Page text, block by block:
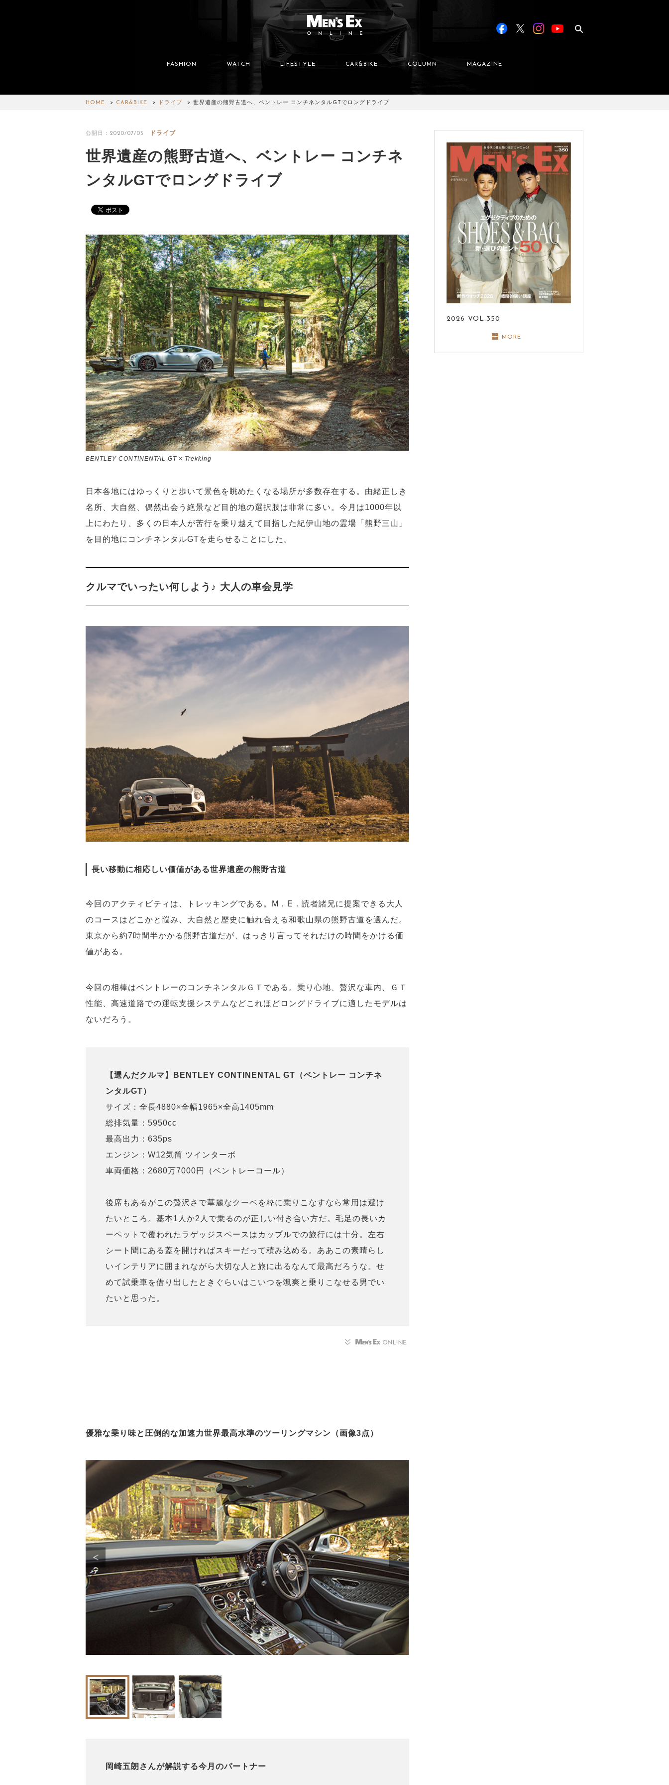
FASHION WATCH LIFESTYLE CAR&BIKE COLUMN MAGAZINE
HOME CAR&BIKE ドライブ 世界遺産の熊野古道へ、ベントレー コンチネンタルGTでロングドライブ
公開日：2020/07/05 ドライブ
世界遺産の熊野古道へ、ベントレー コンチネ
ンタルGTでロングドライブ
BENTLEY CONTINENTAL GT × Trekking
日本各地にはゆっくりと歩いて景色を眺めたくなる場所が多数存在する。由緒正しき
名所、大自然、偶然出会う絶景など目的地の選択肢は非常に多い。今月は1000年以
上にわたり、多くの日本人が苦行を乗り越えて目指した紀伊山地の霊場「熊野三山」
を目的地にコンチネンタルGTを走らせることにした。
クルマでいったい何しよう♪ 大人の車会見学
長い移動に相応しい価値がある世界遺産の熊野古道
今回のアクティビティは、トレッキングである。M．E．読者諸兄に提案できる大人
のコースはどこかと悩み、大自然と歴史に触れ合える和歌山県の熊野古道を選んだ。
東京から約7時間半かかる熊野古道だが、はっきり言ってそれだけの時間をかける価
値がある。
今回の相棒はベントレーのコンチネンタルＧＴである。乗り心地、贅沢な車内、ＧＴ
性能、高速道路での運転支援システムなどこれほどロングドライブに適したモデルは
ないだろう。
【選んだクルマ】BENTLEY CONTINENTAL GT（ベントレー コンチネ
ンタルGT）
サイズ：全長4880×全幅1965×全高1405mm
総排気量：5950cc
最高出力：635ps
エンジン：W12気筒 ツインターボ
車両価格：2680万7000円（ベントレーコール）
後席もあるがこの贅沢さで華麗なクーペを粋に乗りこなすなら常用は避け
たいところ。基本1人か2人で乗るのが正しい付き合い方だ。毛足の長いカ
ーペットで覆われたラゲッジスペースはカップルでの旅行には十分。左右
シート間にある蓋を開ければスキーだって積み込める。ああこの素晴らし
いインテリアに囲まれながら大切な人と旅に出るなんて最高だろうな。せ
めて試乗車を借り出したときぐらいはこいつを颯爽と乗りこなせる男でい
たいと思った。
2026 VOL.350
MORE
優雅な乗り味と圧倒的な加速力世界最高水準のツーリングマシン（画像3点）
岡崎五朗さんが解説する今月のパートナー